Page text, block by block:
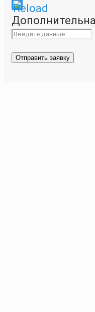
Please
enter
characters